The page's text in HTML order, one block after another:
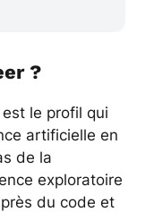
?
le profil qui
artificielle en
de la
exploratoire
du code et